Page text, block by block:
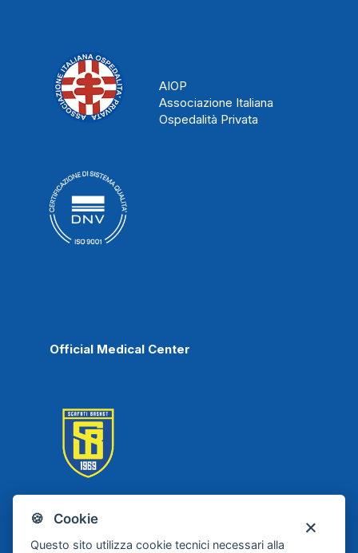
🍪 Cookie
Questo sito utilizza cookie tecnici necessari alla
AIOP
Associazione Italiana
Ospedalità Privata
Official Medical Center
Scafati Basket